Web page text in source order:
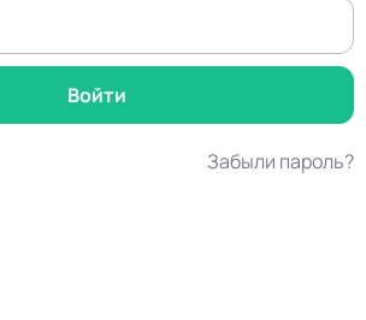
Забыли пароль?